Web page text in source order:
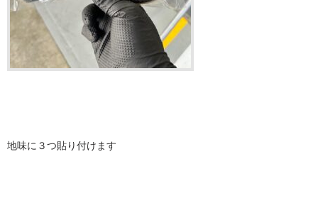
地味に３つ貼り付けます